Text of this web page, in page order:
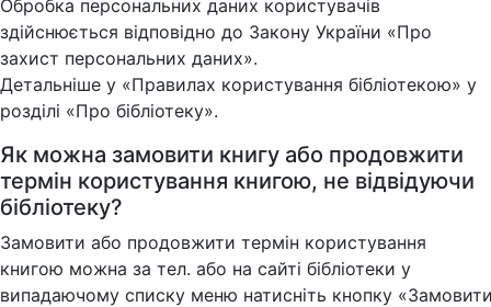
Обробка персональних даних користувачів
здійснюється відповідно до Закону України «Про
захист персональних даних».
Детальніше у «Правилах користування бібліотекою» у
розділі «Про бібліотеку».
Як можна замовити книгу або продовжити
термін користування книгою, не відвідуючи
бібліотеку?
Замовити або продовжити термін користування
книгою можна за тел. або на сайті бібліотеки у
випадаючому списку меню натисніть кнопку